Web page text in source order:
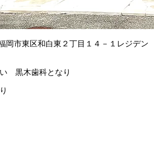
岡市東区和白東２丁目１４－１ レジデン
黒木歯科となり